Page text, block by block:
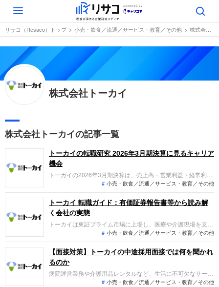
Toggle
navigation
リサコ（Resaco）トップ 小売・飲食／流通／サービス・教育／その他 株式会社トーカイ
株式会社トーカイ
株式会社トーカイの記事一覧
トーカイの転職研究 2026年3月期決算に見るキャリア
機会
トーカイの2026年3月期決算は、売上高・営業利益・経常利益
が過去最高を更新。M&Aや大規模な医療DX・業務システム投
資の推進により、主力の健康生活サービスや調剤薬局事業が力
強く伸長しています。「なぜ今トーカイなのか？」、中途求職
者がどの事業でどんな役割を担えるのか、成長戦略とともに整
理します。
小売・飲食／流通／サービス・教育／その他
トーカイ 転職ガイド：有価証券報告書等から読み解
く会社の実態
トーカイは東証プライム市場に上場し、医療や介護現場を支え
る健康生活サービス、調剤薬局事業、リースキン事業などの環
境サービスを展開しています。直近の業績は、主力のレンタル
事業や調剤薬局の売上伸長に加え、M&A効果も寄与し、売上
高・営業利益ともに過去最高を更新する増収増益を達成し成長
を続けています。
小売・飲食／流通／サービス・教育／その他
【面接対策】トーカイの中途採用面接では何を聞かれ
るのか
病院運営業務や介護用品レンタルなど、生活に不可欠なサービ
スを提供するトーカイへの転職。採用面接は新卒の場合と違
小売・飲食／流通／サービス・教育／その他